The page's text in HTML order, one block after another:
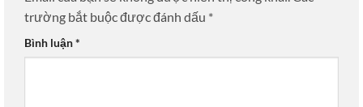
trường bắt buộc được đánh dấu *
Bình luận*